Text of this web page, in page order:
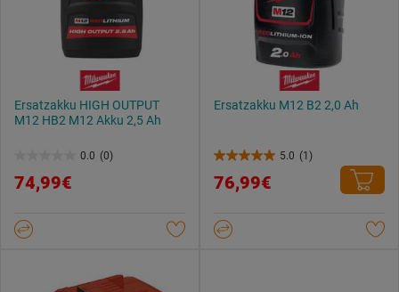
Ersatzakku HIGH OUTPUT
M12 HB2 M12 Akku 2,5 Ah
0.0 (0)
von
Sternen.
74,99€
Ersatzakku M12 B2 2,0 Ah
5.0 (1)
5.0
von
Sternen.
76,99€